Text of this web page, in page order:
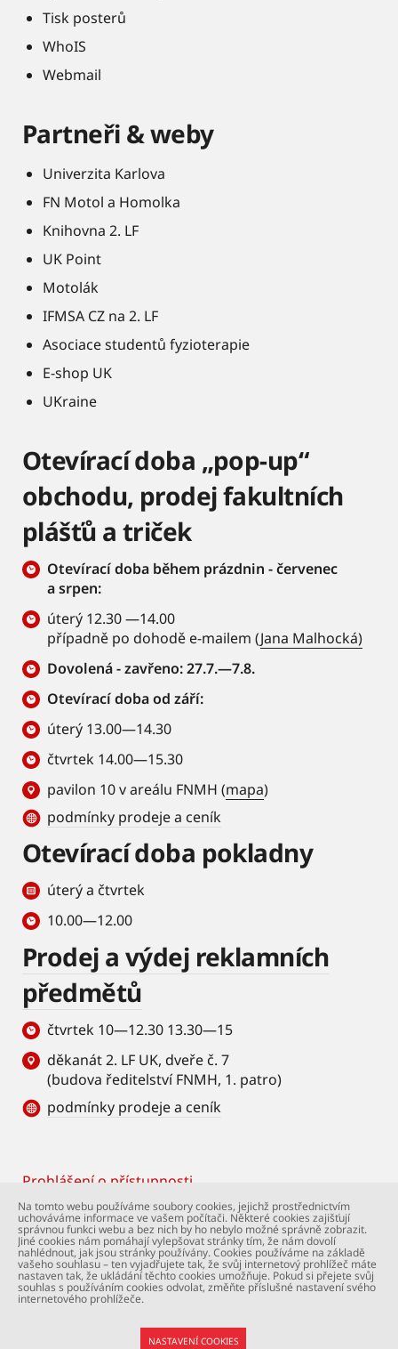
Tisk posterů
WhoIS
Webmail
Partneři & weby
Univerzita Karlova
FN Motol a Homolka
Knihovna 2. LF
UK Point
Motolák
IFMSA CZ na 2. LF
Asociace studentů fyzioterapie
E-shop UK
UKraine
Otevírací doba „pop-up“
obchodu, prodej fakultních
plášťů a triček
Otevírací doba během prázdnin - červenec
a srpen:
úterý 12.30 —14.00
případně po dohodě e-mailem (Jana Malhocká)
Dovolená - zavřeno: 27.7.—7.8.
Otevírací doba od září:
úterý 13.00—14.30
čtvrtek 14.00—15.30
pavilon 10 v areálu FNMH (mapa)
podmínky prodeje a ceník
Otevírací doba pokladny
úterý a čtvrtek
10.00—12.00
Prodej a výdej reklamních
předmětů
čtvrtek 10—12.30 13.30—15
děkanát 2. LF UK, dveře č. 7
(budova ředitelství FNMH, 1. patro)
podmínky prodeje a ceník
Footer
Prohlášení o přístupnosti
© Univerzita Karlova – 2. lékařská fakulta. Všechna
práva vyhrazena. Foto: 2. LF a Shutterstock.com.
Podpora webu:webmaster@lfmotol.cuni.cz
Na tomto webu používáme soubory cookies, jejichž prostřednictvím
uchováváme informace ve vašem počítači. Některé cookies zajišťují
správnou funkci webu a bez nich by ho nebylo možné správně zobrazit.
Jiné cookies nám pomáhají vylepšovat stránky tím, že nám dovolí
nahlédnout, jak jsou stránky používány. Cookies používáme na základě
vašeho souhlasu – ten vyjadřujete tak, že svůj internetový prohlížeč máte
nastaven tak, že ukládání těchto cookies umožňuje. Pokud si přejete svůj
souhlas s používáním cookies odvolat, změňte příslušné nastavení svého
internetového prohlížeče.
NASTAVENÍ COOKIES